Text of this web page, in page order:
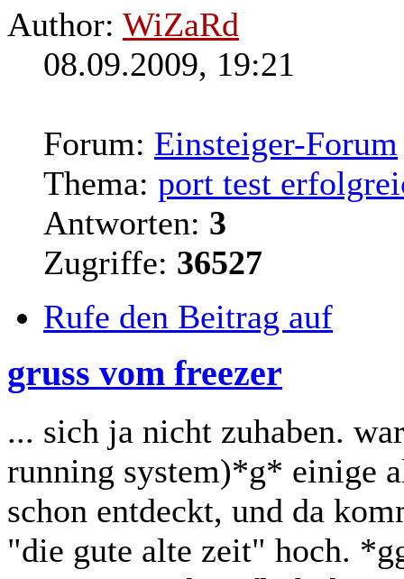
Author: WiZaRd
08.09.2009, 19:21
Forum: Einsteiger-Forum
Thema: port test
Antworten: 3
Zugriffe: 36527
Rufe den Beitrag auf
gruss vom freezer
... sich ja nicht zuhaben.
running system)*g* einige
schon entdeckt, und da
"die gute alte zeit" hoch.